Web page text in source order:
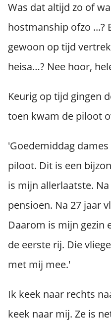
Was dat altijd zo of
hostmanship ofzo ...?
gewoon op tijd
heisa…? Nee hoor,
Keurig op tijd gingen
toen kwam de piloot
'Goedemiddag
piloot. Dit is een
is mijn allerlaatste.
pensioen. Na 27 jaar
Daarom is mijn gezin
de eerste rij. Die
met mij mee.'
Ik keek naar rechts
keek naar mij. Ze is